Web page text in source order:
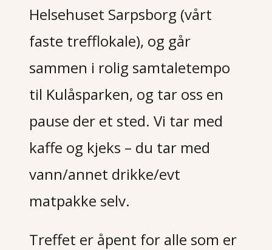
Helsehuset Sarpsborg (vårt
faste trefflokale), og går
sammen i rolig samtaletempo
til Kulåsparken, og tar oss en
pause der et sted. Vi tar med
kaffe og kjeks – du tar med
vann/annet drikke/evt
matpakke selv.
Treffet er åpent for alle som er